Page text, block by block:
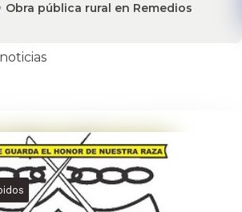
Obra pública rural en Remedios